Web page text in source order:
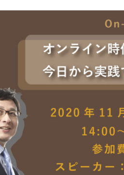
果的な会話パターンの習
ジャーの指導力から、営
の交渉力強化までを網羅
AI マネジメント Dojo
AI部下との対話シミュレー
マネジメント課題を特定。
uShow
製品紹介や営業トレーニ
た、重要なビジネスプレ
化されたPPTスピーチ練
UMU AI課題
を、こちらでご覧いただけ
入し、即座に自社で導入で
介
ティ体制